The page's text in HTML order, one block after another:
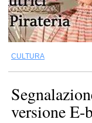
CULTURA
versione E-